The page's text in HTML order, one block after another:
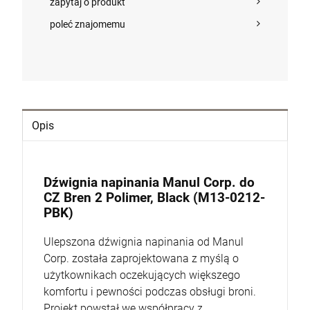
DO KOSZYKA
zapytaj o produkt
poleć znajomemu
Opis
Dźwignia napinania Manul Corp. do
CZ Bren 2 Polimer, Black (M13-0212-
PBK)
Ulepszona dźwignia napinania od Manul
Corp. została zaprojektowana z myślą o
użytkownikach oczekujących większego
komfortu i pewności podczas obsługi broni.